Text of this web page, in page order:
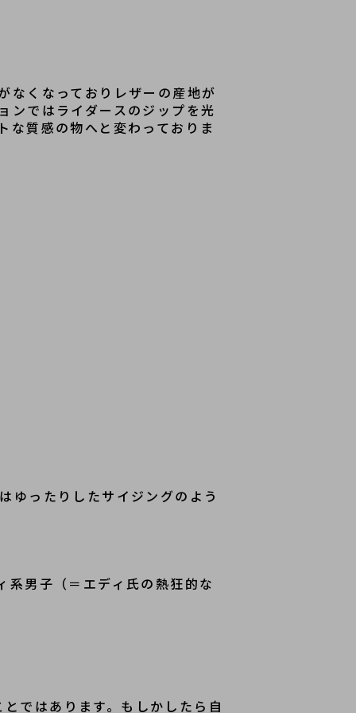
なくなっておりレザーの産地が
ンではライダースのジップを光
質感の物へと変わっておりま
ゆったりしたサイジングのよう
系男子（＝エディ氏の熱狂的な
ではあります。もしかしたら自